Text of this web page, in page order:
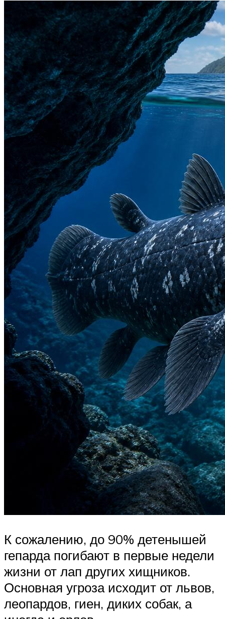
К сожалению, до 90% детенышей
гепарда погибают в первые недели
жизни от лап других хищников.
Основная угроза исходит от львов,
леопардов, гиен, диких собак, а